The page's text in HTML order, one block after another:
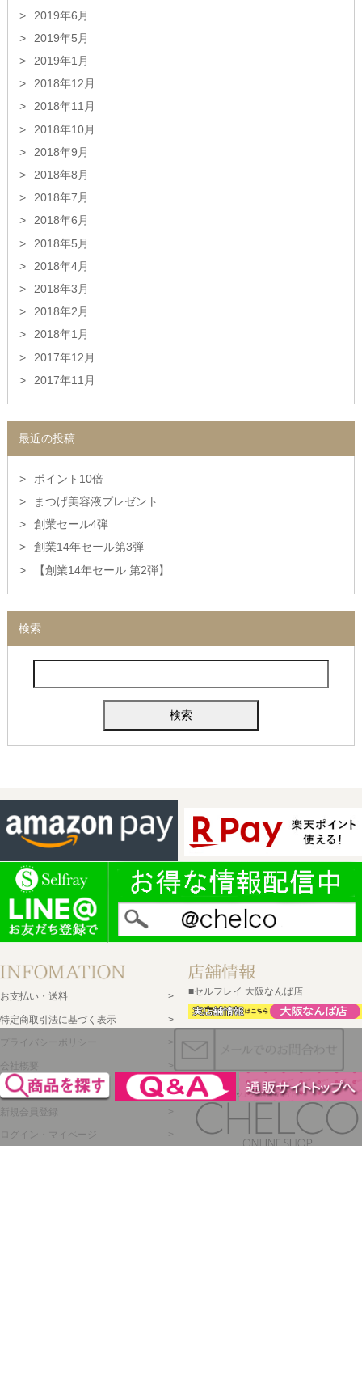
2019年6月
2019年5月
2019年1月
2018年12月
2018年11月
2018年10月
2018年9月
2018年8月
2018年7月
2018年6月
2018年5月
2018年4月
2018年3月
2018年2月
2018年1月
2017年12月
2017年11月
最近の投稿
ポイント10倍
まつげ美容液プレゼント
創業セール4弾
創業14年セール第3弾
【創業14年セール 第2弾】
検索
お支払い・送料
特定商取引法に基づく表示
プライバシーポリシー
会社概要
メルマガ登録
新規会員登録
ログイン・マイページ
■セルフレイ 大阪なんば店